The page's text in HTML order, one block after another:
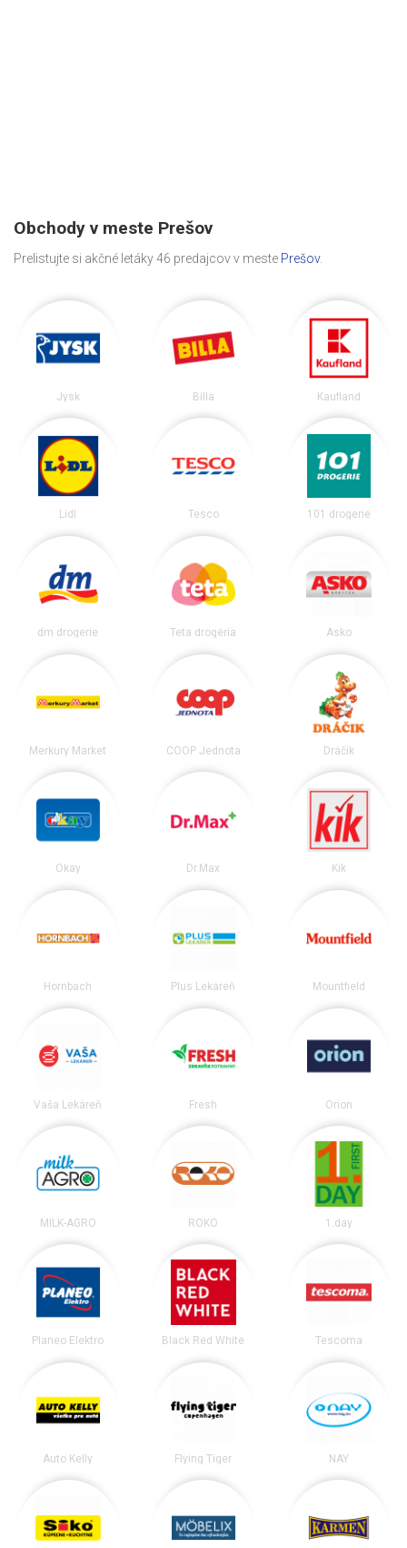
Obchody v meste Prešov
Prelistujte si akčné letáky 46 predajcov v meste Prešov.
Jysk Billa Kaufland
Lidl Tesco 101 drogerie
dm drogerie Teta drogéria Asko
Merkury Market COOP Jednota Dráčik
Okay Dr.Max Kik
Hornbach Plus Lekáreň Mountfield
Vaša Lekáreň Fresh Orion
MILK-AGRO ROKO 1.day
Planeo Elektro Black Red White Tescoma
Auto Kelly Flying Tiger NAY